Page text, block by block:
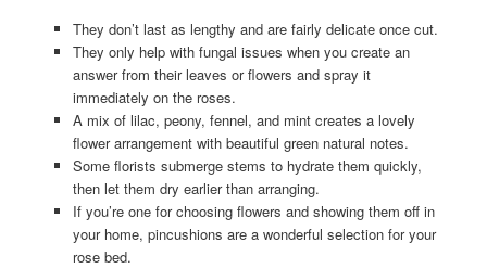
They don’t last as lengthy and are fairly delicate once cut.
They only help with fungal issues when you create an
answer from their leaves or flowers and spray it
immediately on the roses.
A mix of lilac, peony, fennel, and mint creates a lovely
flower arrangement with beautiful green natural notes.
Some florists submerge stems to hydrate them quickly,
then let them dry earlier than arranging.
If you’re one for choosing flowers and showing them off in
your home, pincushions are a wonderful selection for your
rose bed.